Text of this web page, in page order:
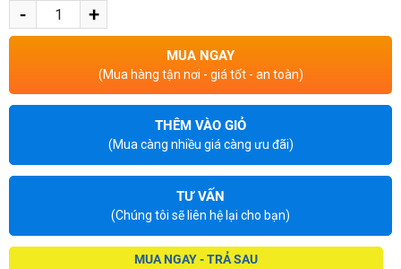
- +
MUA NGAY
(Mua hàng tận nơi - giá tốt - an toàn)
THÊM VÀO GIỎ
(Mua càng nhiều giá càng ưu đãi)
TƯ VẤN
(Chúng tôi sẽ liên hệ lại cho bạn)
MUA NGAY - TRẢ SAU